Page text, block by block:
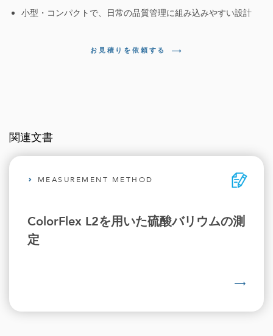
小型・コンパクトで、日常の品質管理に組み込みやすい設計
お見積りを依頼する
関連文書
MEASUREMENT METHOD
ColorFlex L2を用いた硫酸バリウムの測
定